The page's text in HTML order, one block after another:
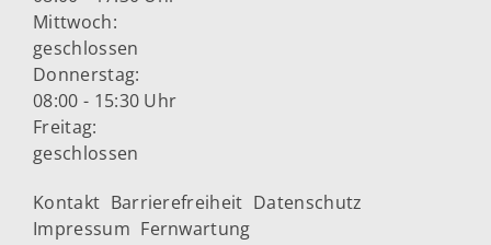
Mittwoch:
geschlossen
Donnerstag:
08:00 - 15:30 Uhr
Freitag:
geschlossen
Kontakt Barrierefreiheit Datenschutz
Impressum Fernwartung